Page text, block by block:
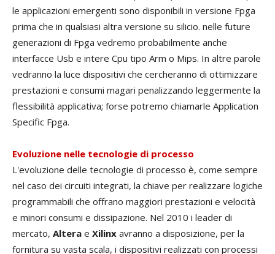
le applicazioni emergenti sono disponibili in versione Fpga
prima che in qualsiasi altra versione su silicio. nelle future
generazioni di Fpga vedremo probabilmente anche
interfacce Usb e intere Cpu tipo Arm o Mips. In altre parole
vedranno la luce dispositivi che cercheranno di ottimizzare
prestazioni e consumi magari penalizzando leggermente la
flessibilità applicativa; forse potremo chiamarle Application
Specific Fpga.
Evoluzione nelle tecnologie di processo
L'evoluzione delle tecnologie di processo è, come sempre
nel caso dei circuiti integrati, la chiave per realizzare logiche
programmabili che offrano maggiori prestazioni e velocità
e minori consumi e dissipazione. Nel 2010 i leader di
mercato, Altera e Xilinx avranno a disposizione, per la
fornitura su vasta scala, i dispositivi realizzati con processi